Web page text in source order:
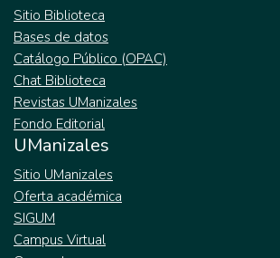
Sitio Biblioteca
Bases de datos
Catálogo Público (OPAC)
Chat Biblioteca
Revistas UManizales
Fondo Editorial
UManizales
Sitio UManizales
Oferta académica
SIGUM
Campus Virtual